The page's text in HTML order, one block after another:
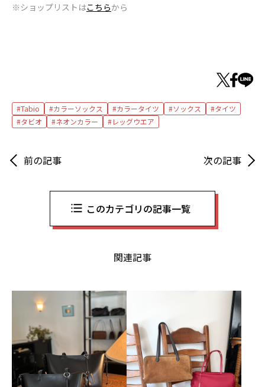
※ショップリストはこちらから
Tabio カラーソックス カラータイツ ソックス
タイツ
タビオ
ネオンカラー レッグウエア
前の記事 次の記事
このカテゴリの記事一覧
関連記事